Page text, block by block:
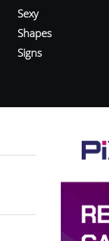
Sexy
Shapes
Signs